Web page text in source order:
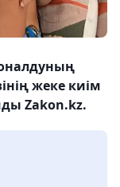
жеке киім
Zakon.kz.